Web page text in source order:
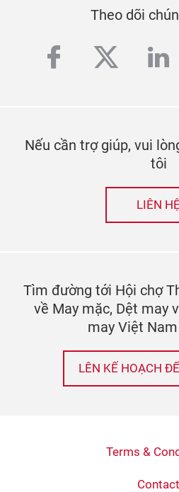
Theo dõi
facebook
twitter
Nếu cần trợ giúp, vui
tôi
LIÊN HỆ
Tìm đường tới Hội chợ
về May mặc, Dệt may
may Việt
LÊN KẾ HOẠCH
Terms &
Contact